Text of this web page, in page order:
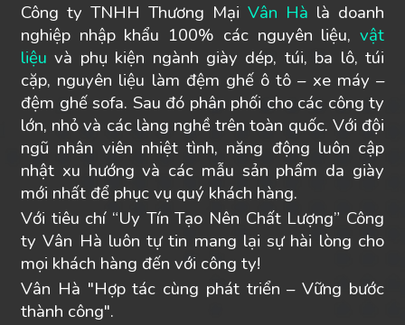
Công ty TNHH Thương Mại Vân Hà là doanh
nghiệp nhập khẩu 100% các nguyên liệu, vật
liệu và phụ kiện ngành giày dép, túi, ba lô, túi
cặp, nguyên liệu làm đệm ghế ô tô – xe máy –
đệm ghế sofa. Sau đó phân phối cho các công ty
lớn, nhỏ và các làng nghề trên toàn quốc. Với đội
ngũ nhân viên nhiệt tình, năng động luôn cập
nhật xu hướng và các mẫu sản phẩm da giày
mới nhất để phục vụ quý khách hàng.
Với tiêu chí “Uy Tín Tạo Nên Chất Lượng” Công
ty Vân Hà luôn tự tin mang lại sự hài lòng cho
mọi khách hàng đến với công ty!
Vân Hà "Hợp tác cùng phát triển – Vững bước
thành công".